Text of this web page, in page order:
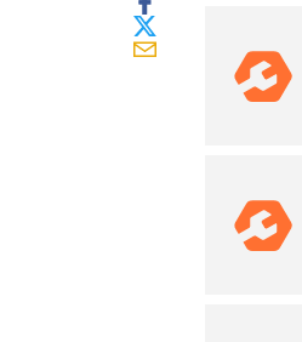
Regendusche
Reizstromgerät
Infrarot-Thermometer
Fensterkontaktschalter